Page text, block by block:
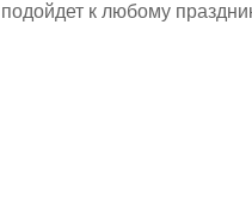
подойдет к любому